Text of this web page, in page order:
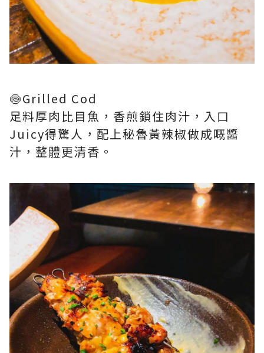
🍥Grilled Cod
足料厚肉比目魚，香煎鎖住肉汁，入口
Juicy得驚人，配上秘魯黃辣椒做成嘅醬
汁，整體更清香。